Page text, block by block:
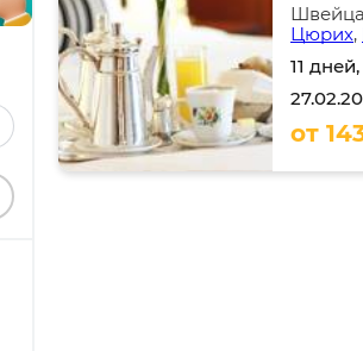
Цюрих,
11
от